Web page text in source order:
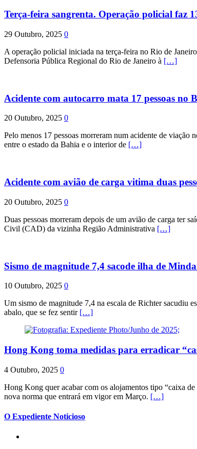
Terça-feira sangrenta. Operação policial faz
29 Outubro, 2025 0
A operação policial iniciada na terça-feira no Rio de
Defensoria Pública Regional do Rio de Janeiro à […]
Acidente com autocarro mata 17 pessoas no
20 Outubro, 2025 0
Pelo menos 17 pessoas morreram num acidente de viação
entre o estado da Bahia e o interior de […]
Acidente com avião de carga vitima duas
20 Outubro, 2025 0
Duas pessoas morreram depois de um avião de carga ter
Civil (CAD) da vizinha Região Administrativa […]
Sismo de magnitude 7,4 sacode ilha de
10 Outubro, 2025 0
Um sismo de magnitude 7,4 na escala de Richter sacudiu
abalo, que se fez sentir […]
Hong Kong toma medidas para erradicar
4 Outubro, 2025 0
Hong Kong quer acabar com os alojamentos tipo “caixa
nova norma que entrará em vigor em Março. […]
O Expediente Noticioso